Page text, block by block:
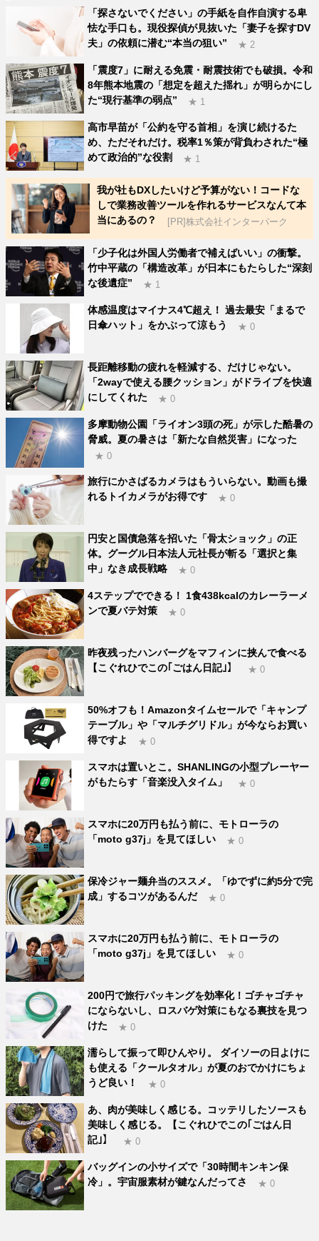
「探さないでください」の手紙を自作自演する卑
怯な手口も。現役探偵が見抜いた「妻子を探すDV
夫」の依頼に潜む“本当の狙い”
★ 2
「震度7」に耐える免震・耐震技術でも破損。令和
8年熊本地震の「想定を超えた揺れ」が明らかにし
た“現行基準の弱点”
★ 1
高市早苗が「公約を守る首相」を演じ続けるた
め、ただそれだけ。税率1％策が背負わされた“極
めて政治的”な役割
★ 1
我が社もDXしたいけど予算がない！コードな
しで業務改善ツールを作れるサービスなんて本
当にあるの？
[PR]株式会社インターパーク
「少子化は外国人労働者で補えばいい」の衝撃。
竹中平蔵の「構造改革」が日本にもたらした“深刻
な後遺症”
★ 1
体感温度はマイナス4℃超え！ 過去最安「まるで
日傘ハット」をかぶって涼もう
★ 0
長距離移動の疲れを軽減する、だけじゃない。
「2wayで使える腰クッション」がドライブを快適
にしてくれた
★ 0
多摩動物公園「ライオン3頭の死」が示した酷暑の
脅威。夏の暑さは「新たな自然災害」になった
★ 0
旅行にかさばるカメラはもういらない。動画も撮
れるトイカメラがお得です
★ 0
円安と国債急落を招いた「骨太ショック」の正
体。グーグル日本法人元社長が斬る「選択と集
中」なき成長戦略
★ 0
4ステップでできる！ 1食438kcalのカレーラーメ
ンで夏バテ対策
★ 0
昨夜残ったハンバーグをマフィンに挟んで食べる
【こぐれひでこの｢ごはん日記｣】
★ 0
50%オフも！Amazonタイムセールで「キャンプ
テーブル」や「マルチグリドル」が今ならお買い
得ですよ
★ 0
スマホは置いとこ。SHANLINGの小型プレーヤー
がもたらす「音楽没入タイム」
★ 0
スマホに20万円も払う前に、モトローラの
「moto g37j」を見てほしい
★ 0
保冷ジャー麺弁当のススメ。「ゆでずに約5分で完
成」するコツがあるんだ
★ 0
スマホに20万円も払う前に、モトローラの
「moto g37j」を見てほしい
★ 0
200円で旅行パッキングを効率化！ゴチャゴチャ
にならないし、ロスバゲ対策にもなる裏技を見つ
けた
★ 0
濡らして振って即ひんやり。 ダイソーの日よけに
も使える「クールタオル」が夏のおでかけにちょ
うど良い！
★ 0
あ、肉が美味しく感じる。コッテリしたソースも
美味しく感じる。【こぐれひでこの｢ごはん日
記｣】
★ 0
バッグインの小サイズで「30時間キンキン保
冷」。宇宙服素材が鍵なんだってさ
★ 0